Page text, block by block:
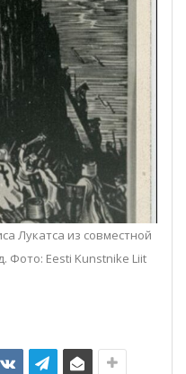
Лукатса из совместной
Фото: Eesti Kunstnike Liit